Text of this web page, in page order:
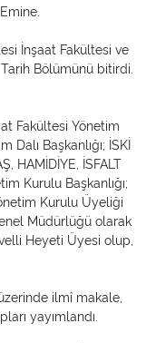
İnşaat Fakültesi ve
Bölümünü bitirdi.
Fakültesi Yönetim
Dalı Başkanlığı; İSKİ
HAMİDİYE, İSFALT
Kurulu Başkanlığı;
Kurulu Üyeliği
Müdürlüğü olarak
Heyeti Üyesi olup,
ilmî makale,
yayımlandı.